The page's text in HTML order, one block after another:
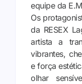
equipe da
Os
da RESEX
artista a
vibrantes,
e força
olhar